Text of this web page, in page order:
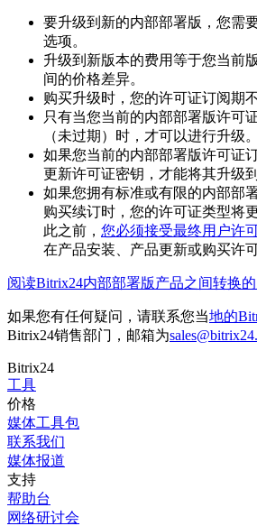
要升级到新的内部部署版，您需
选项。
升级到新版本的费用等于您当前
间的价格差异。
购买升级时，您的许可证订阅期
只有当您当前的内部部署版许可
（未过期）时，才可以进行升级。
如果您当前的内部部署版许可证
更新许可证密钥，才能将其升级
如果您拥有标准或有限的内部部
购买续订时，您的许可证类型将
此之前， 您必须接受最终用户许
在产品安装、产品更新或购买许
阅读Bitrix24内部部署版产品之间转换的
如果您有任何疑问，请联系您当地的
Bitrix24销售部门，邮箱为
Bitrix24
工具
价格
媒体工具包
联系我们
媒体报道
支持
帮助台
网络研讨会